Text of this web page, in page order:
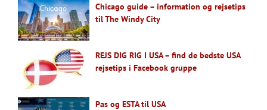
Chicago guide – information og rejsetips
til The Windy City
REJS DIG RIG I USA – find de bedste USA
rejsetips i Facebook gruppe
Pas og ESTA til USA